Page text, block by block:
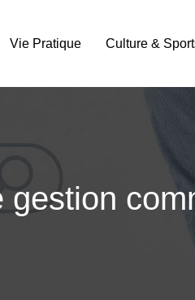
Vie Pratique Culture &
gestion